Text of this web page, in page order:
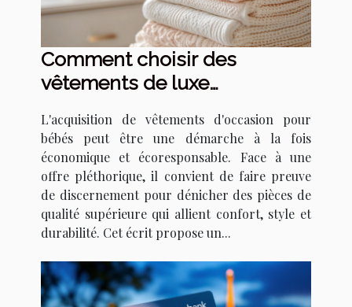
Comment choisir des
vêtements de luxe
L'acquisition de vêtements d'occasion pour
bébés peut être une démarche à la fois
économique et écoresponsable. Face à une
offre pléthorique, il convient de faire preuve
de discernement pour dénicher des pièces de
qualité supérieure qui allient confort, style et
durabilité. Cet écrit propose un...